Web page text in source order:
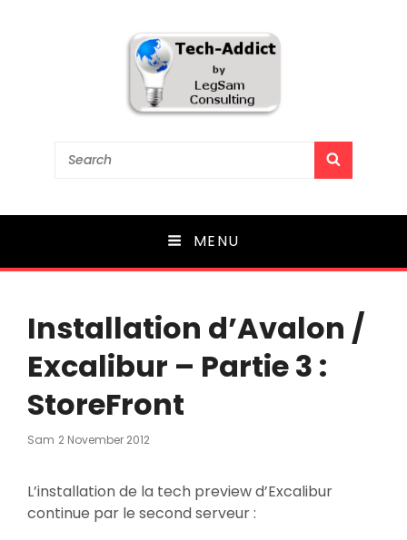
Tech-Addict
Search
MENU
Installation d’Avalon /
Excalibur – Partie 3 :
StoreFront
Sam Posted
2 November 2012
L’installation de la tech preview d’Excalibur
continue par le second serveur :